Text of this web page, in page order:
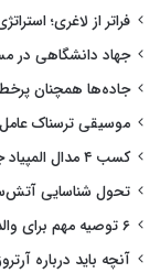
فراتر از لاغری؛
جهاد دانشگاهی در
جاده‌ها همچنان
موسیقی ترسناک
کسب ۴ مدال المپیاد جهانی هوش مصنوعی برای ایران
تحول شناسایی
۶ توصیه مهم برای والدین پیش از بازگشایی مدارس
آنچه باید درباره